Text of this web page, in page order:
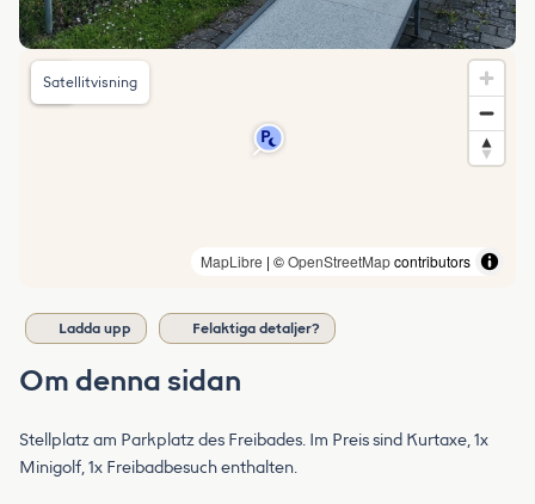
MapLibre | ©OpenStreetMapcontributors
Satellitvisning
Ladda upp Felaktiga detaljer?
Om denna sidan
Stellplatz am Parkplatz des Freibades. Im Preis sind Kurtaxe, 1x
Minigolf, 1x Freibadbesuch enthalten.